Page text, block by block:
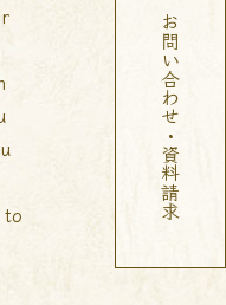
お問い合わせ・資料請求